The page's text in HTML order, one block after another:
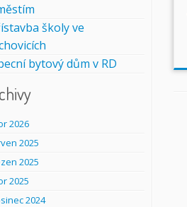
školy ve
bytový dům v RD
2026
2025
2025
2025
2024